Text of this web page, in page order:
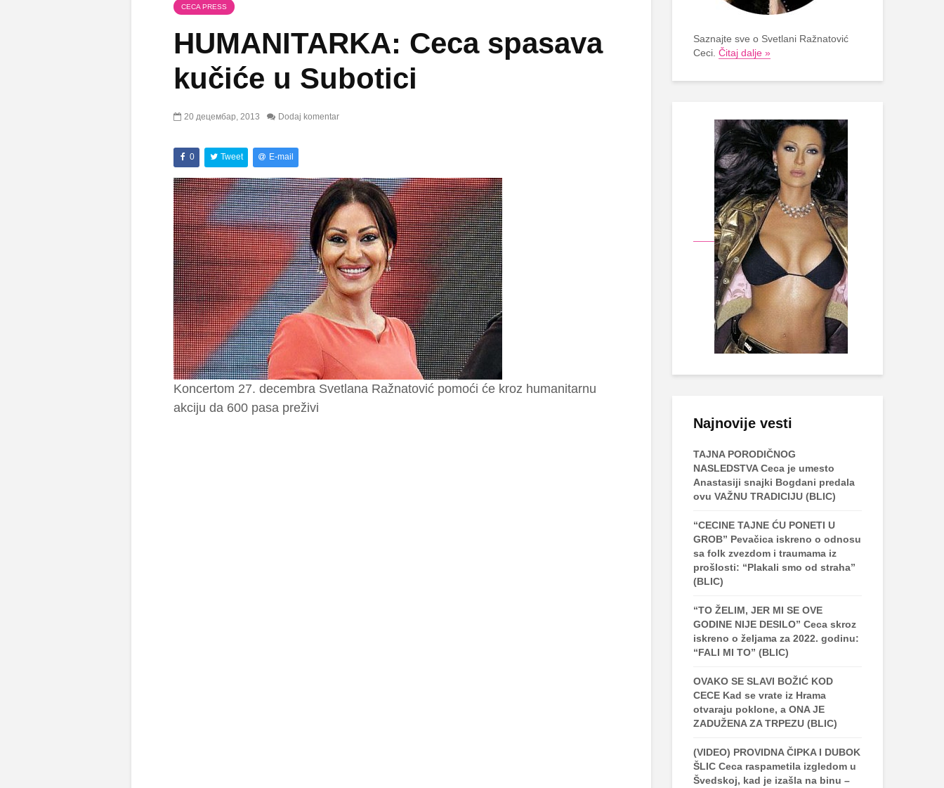
CECA PRESS
HUMANITARKA: Ceca spasava
kučiće u Subotici
20 децембар, 2013 Dodaj komentar
0 Tweet E-mail
Koncertom 27. decembra Svetlana Ražnatović pomoći će kroz humanitarnu
akciju da 600 pasa preživi
Saznajte sve o Svetlani Ražnatović
Ceci. Čitaj dalje »
Najnovije vesti
TAJNA PORODIČNOG
NASLEDSTVA Ceca je umesto
Anastasiji snajki Bogdani predala
ovu VAŽNU TRADICIJU (BLIC)
“CECINE TAJNE ĆU PONETI U
GROB” Pevačica iskreno o odnosu
sa folk zvezdom i traumama iz
prošlosti: “Plakali smo od straha”
(BLIC)
“TO ŽELIM, JER MI SE OVE
GODINE NIJE DESILO” Ceca skroz
iskreno o željama za 2022. godinu:
“FALI MI TO” (BLIC)
OVAKO SE SLAVI BOŽIĆ KOD
CECE Kad se vrate iz Hrama
otvaraju poklone, a ONA JE
ZADUŽENA ZA TRPEZU (BLIC)
(VIDEO) PROVIDNA ČIPKA I DUBOK
ŠLIC Ceca raspametila izgledom u
Švedskoj, kad je izašla na binu –